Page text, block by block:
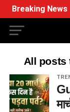
Breaking News
All posts